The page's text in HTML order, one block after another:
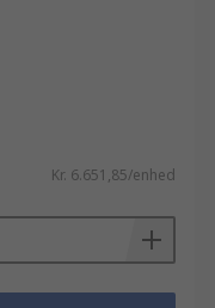
Kr. 6.651,85/enhed